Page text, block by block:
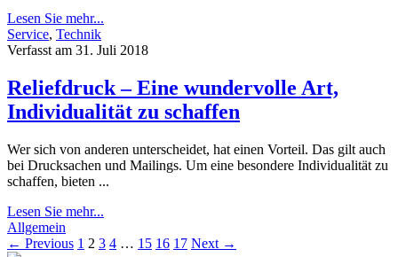
Lesen Sie mehr...
Service, Technik
Verfasst am 31. Juli 2018
Reliefdruck – Eine wundervolle Art,
Individualität zu schaffen
Wer sich von anderen unterscheidet, hat einen Vorteil. Das gilt auch
bei Drucksachen und Mailings. Um eine besondere Individualität zu
schaffen, bieten ...
Lesen Sie mehr...
Allgemein
← Previous 1 2 3 4 … 15 16 17 Next →